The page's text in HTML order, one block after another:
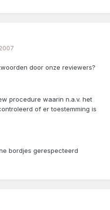
door onze reviewers?
procedure waarin n.a.v. het
of er toestemming is
bordjes gerespecteerd